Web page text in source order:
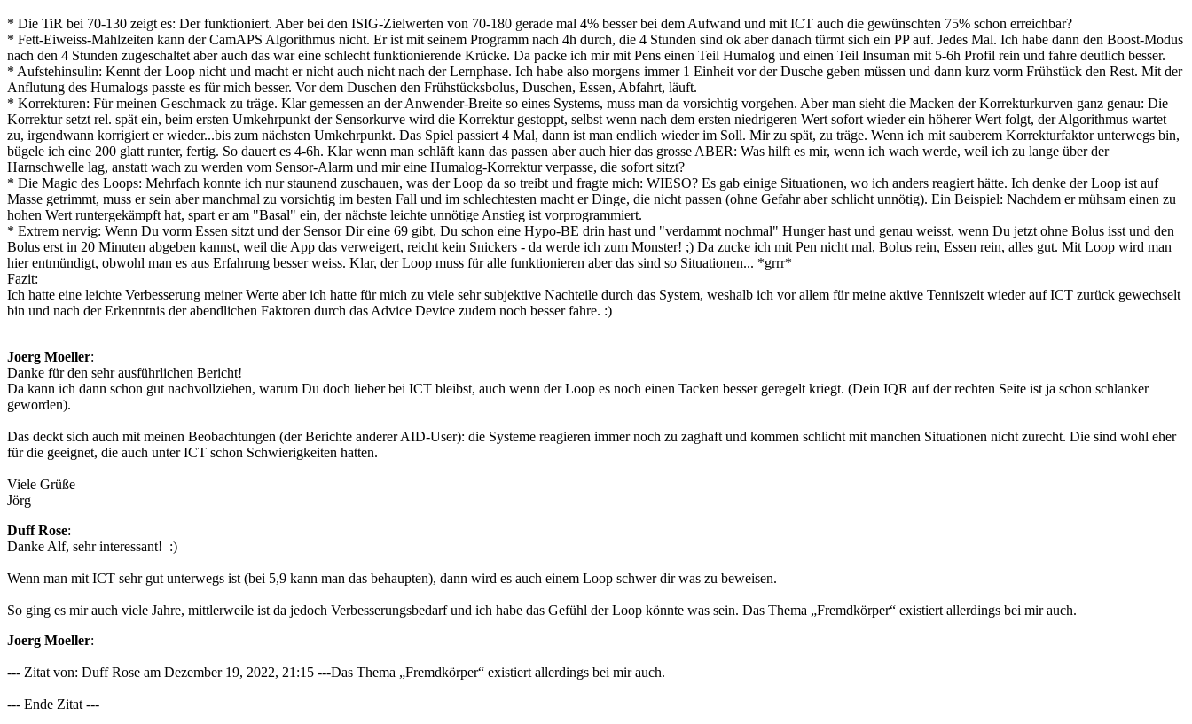
* Die TiR bei 70-130 zeigt es: Der funktioniert. Aber bei den ISIG-Zielwerten von 70-180 gerade mal 4% besser bei dem Aufwand und mit ICT auch die gewünschten 75% schon erreichbar?
* Fett-Eiweiss-Mahlzeiten kann der CamAPS Algorithmus nicht. Er ist mit seinem Programm nach 4h durch, die 4 Stunden sind ok aber danach türmt sich ein PP auf. Jedes Mal. Ich habe dann den Boost-Modus
nach den 4 Stunden zugeschaltet aber auch das war eine schlecht funktionierende Krücke. Da packe ich mir mit Pens einen Teil Humalog und einen Teil Insuman mit 5-6h Profil rein und fahre deutlich besser.
* Aufstehinsulin: Kennt der Loop nicht und macht er nicht auch nicht nach der Lernphase. Ich habe also morgens immer 1 Einheit vor der Dusche geben müssen und dann kurz vorm Frühstück den Rest. Mit der
Anflutung des Humalogs passte es für mich besser. Vor dem Duschen den Frühstücksbolus, Duschen, Essen, Abfahrt, läuft.
* Korrekturen: Für meinen Geschmack zu träge. Klar gemessen an der Anwender-Breite so eines Systems, muss man da vorsichtig vorgehen. Aber man sieht die Macken der Korrekturkurven ganz genau: Die
Korrektur setzt rel. spät ein, beim ersten Umkehrpunkt der Sensorkurve wird die Korrektur gestoppt, selbst wenn nach dem ersten niedrigeren Wert sofort wieder ein höherer Wert folgt, der Algorithmus wartet
zu, irgendwann korrigiert er wieder...bis zum nächsten Umkehrpunkt. Das Spiel passiert 4 Mal, dann ist man endlich wieder im Soll. Mir zu spät, zu träge. Wenn ich mit sauberem Korrekturfaktor unterwegs bin,
bügele ich eine 200 glatt runter, fertig. So dauert es 4-6h. Klar wenn man schläft kann das passen aber auch hier das grosse ABER: Was hilft es mir, wenn ich wach werde, weil ich zu lange über der
Harnschwelle lag, anstatt wach zu werden vom Sensor-Alarm und mir eine Humalog-Korrektur verpasse, die sofort sitzt?
* Die Magic des Loops: Mehrfach konnte ich nur staunend zuschauen, was der Loop da so treibt und fragte mich: WIESO? Es gab einige Situationen, wo ich anders reagiert hätte. Ich denke der Loop ist auf
Masse getrimmt, muss er sein aber manchmal zu vorsichtig im besten Fall und im schlechtesten macht er Dinge, die nicht passen (ohne Gefahr aber schlicht unnötig). Ein Beispiel: Nachdem er mühsam einen zu
hohen Wert runtergekämpft hat, spart er am "Basal" ein, der nächste leichte unnötige Anstieg ist vorprogrammiert.
* Extrem nervig: Wenn Du vorm Essen sitzt und der Sensor Dir eine 69 gibt, Du schon eine Hypo-BE drin hast und "verdammt nochmal" Hunger hast und genau weisst, wenn Du jetzt ohne Bolus isst und den
Bolus erst in 20 Minuten abgeben kannst, weil die App das verweigert, reicht kein Snickers - da werde ich zum Monster! ;) Da zucke ich mit Pen nicht mal, Bolus rein, Essen rein, alles gut. Mit Loop wird man
hier entmündigt, obwohl man es aus Erfahrung besser weiss. Klar, der Loop muss für alle funktionieren aber das sind so Situationen... *grrr*
Fazit:
Ich hatte eine leichte Verbesserung meiner Werte aber ich hatte für mich zu viele sehr subjektive Nachteile durch das System, weshalb ich vor allem für meine aktive Tenniszeit wieder auf ICT zurück gewechselt
bin und nach der Erkenntnis der abendlichen Faktoren durch das Advice Device zudem noch besser fahre. :)
Joerg Moeller:
Danke für den sehr ausführlichen Bericht!
Da kann ich dann schon gut nachvollziehen, warum Du doch lieber bei ICT bleibst, auch wenn der Loop es noch einen Tacken besser geregelt kriegt. (Dein IQR auf der rechten Seite ist ja schon schlanker
geworden).
Das deckt sich auch mit meinen Beobachtungen (der Berichte anderer AID-User): die Systeme reagieren immer noch zu zaghaft und kommen schlicht mit manchen Situationen nicht zurecht. Die sind wohl eher
für die geeignet, die auch unter ICT schon Schwierigkeiten hatten.
Viele Grüße
Jörg
Duff Rose:
Danke Alf, sehr interessant! :)
Wenn man mit ICT sehr gut unterwegs ist (bei 5,9 kann man das behaupten), dann wird es auch einem Loop schwer dir was zu beweisen.
So ging es mir auch viele Jahre, mittlerweile ist da jedoch Verbesserungsbedarf und ich habe das Gefühl der Loop könnte was sein. Das Thema „Fremdkörper“ existiert allerdings bei mir auch.
Joerg Moeller:
--- Zitat von: Duff Rose am Dezember 19, 2022, 21:15 ---Das Thema „Fremdkörper“ existiert allerdings bei mir auch.
--- Ende Zitat ---